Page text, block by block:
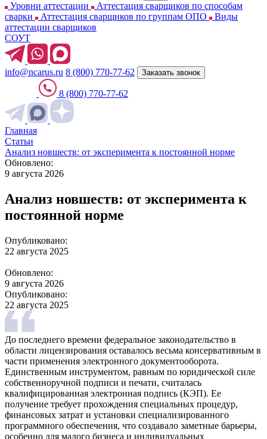
Уровни аттестации
Аттестация сварщиков по способам
сварки
Аттестация сварщиков по группам ОПО
Виды
аттестации сварщиков
СОУТ
info@ncarus.ru 8 (800) 770-77-62 Заказать звонок
8 (800) 770-77-62
Главная
Статьи
Анализ новшеств: от эксперимента к постоянной норме
Обновлено:
9 августа 2026
Анализ новшеств: от эксперимента к
постоянной норме
Опубликовано:
22 августа 2025
Обновлено:
9 августа 2026
Опубликовано:
22 августа 2025
До последнего времени федеральное законодательство в
области лицензирования оставалось весьма консервативным в
части применения электронного документооборота.
Единственным инструментом, равным по юридической силе
собственноручной подписи и печати, считалась
квалифицированная электронная подпись (КЭП). Ее
получение требует прохождения специальных процедур,
финансовых затрат и установки специализированного
программного обеспечения, что создавало заметные барьеры,
особенно для малого бизнеса и индивидуальных